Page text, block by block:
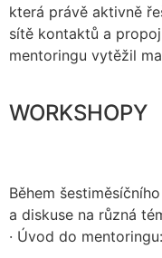
která právě aktivně
sítě kontaktů a
mentoringu vytěžil
WORKSHOPY
Během
a diskuse na různá
· Úvod do mentoringu: